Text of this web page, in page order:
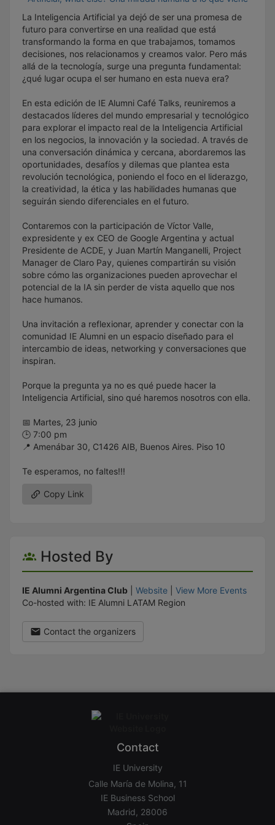
La Inteligencia Artificial ya dejó de ser una promesa de
futuro para convertirse en una realidad que está
transformando la forma en que trabajamos, tomamos
decisiones, nos relacionamos y creamos valor. Pero más
allá de la tecnología, surge una pregunta fundamental:
¿qué lugar ocupa el ser humano en esta nueva era?
En esta edición de IE Alumni Café Talks, reuniremos a
destacados líderes del mundo empresarial y tecnológico
para explorar el impacto real de la Inteligencia Artificial
en los negocios, la innovación y la sociedad. A través de
una conversación dinámica y cercana, abordaremos las
oportunidades, desafíos y dilemas que plantea esta
revolución tecnológica, poniendo el foco en el liderazgo,
la creatividad, la ética y las habilidades humanas que
seguirán siendo diferenciales en el futuro.
Contaremos con la participación de Víctor Valle,
expresidente y ex CEO de Google Argentina y actual
Presidente de ACDE, y Juan Martín Manganelli, Project
Manager de Claro Pay, quienes compartirán su visión
sobre cómo las organizaciones pueden aprovechar el
potencial de la IA sin perder de vista aquello que nos
hace humanos.
Una invitación a reflexionar, aprender y conectar con la
comunidad IE Alumni en un espacio diseñado para el
intercambio de ideas, networking y conversaciones que
inspiran.
Porque la pregunta ya no es qué puede hacer la
Inteligencia Artificial, sino qué haremos nosotros con ella.
📅 Martes, 23 junio
🕒 7:00 pm
📍 Amenábar 30, C1426 AIB, Buenos Aires. Piso 10
Te esperamos, no faltes!!!
Copy Link
Hosted By
IE Alumni Argentina Club Website
View More Events
Co-hosted with: IE Alumni LATAM Region
Contact the organizers
Contact
IE University
Calle María de Molina, 11
IE Business School
Madrid, 28006